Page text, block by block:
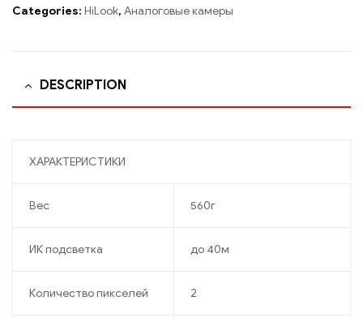
Categories: HiLook, Аналоговые камеры
DESCRIPTION
ХАРАКТЕРИСТИКИ
Вес 560г
ИК подсветка до 40м
Количество пикселей 2